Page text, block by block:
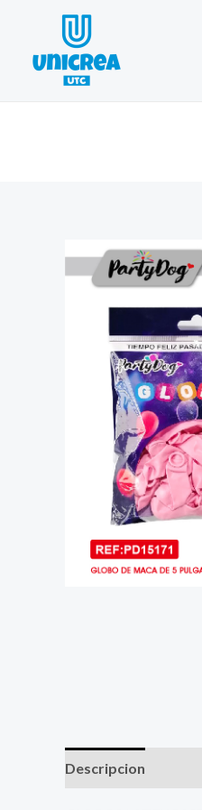
content
Descripcion